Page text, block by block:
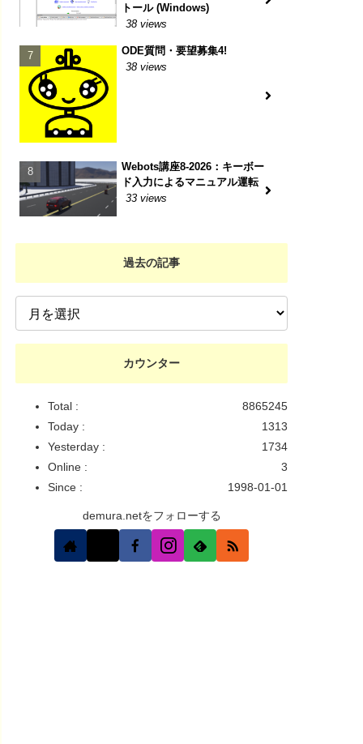
ブ
リッシュ
ットすべて1)、それ以外は0
トール (Windows)
38 views
ODE質問・要望募集4!
38 views
Webots講座8-2026：キーボー
ド入力によるマニュアル運転
33 views
過去の記事
カウンター
8865245
Total :
1313
Today :
1734
Yesterday :
3
Online :
1998-01-01
Since :
demura.netをフォローする